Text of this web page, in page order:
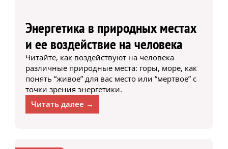
Энергетика в природных местах
и ее воздействие на человека
Читайте, как воздействуют на человека
различные природные места: горы, море, как
понять “живое” для вас место или “мертвое” с
точки зрения энергетики.
Читать далее →